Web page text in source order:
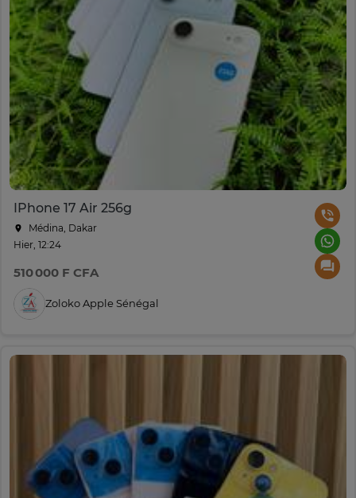
IPhone 17 Air 256g
Médina, Dakar
Hier, 12:24
510 000 F CFA
Zoloko Apple Sénégal